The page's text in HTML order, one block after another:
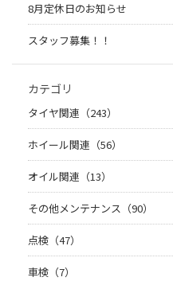
8月定休日のお知らせ
スタッフ募集！！
カテゴリ
タイヤ関連（243）
ホイール関連（56）
オイル関連（13）
その他メンテナンス（90）
点検（47）
車検（7）